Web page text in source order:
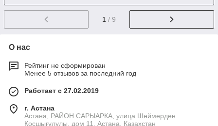
1 / 9
О нас
Рейтинг не сформирован
Менее 5 отзывов за последний год
Работает с 27.02.2019
г. Астана
Астана, РАЙОН САРЫАРКА, улица Шәймерден
Қосшығұлұлы, дом 11, Астана, Казахстан